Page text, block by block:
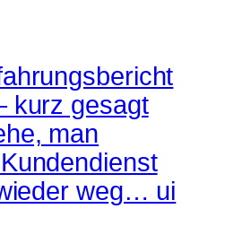
kurz gesagt
man
weg… ui